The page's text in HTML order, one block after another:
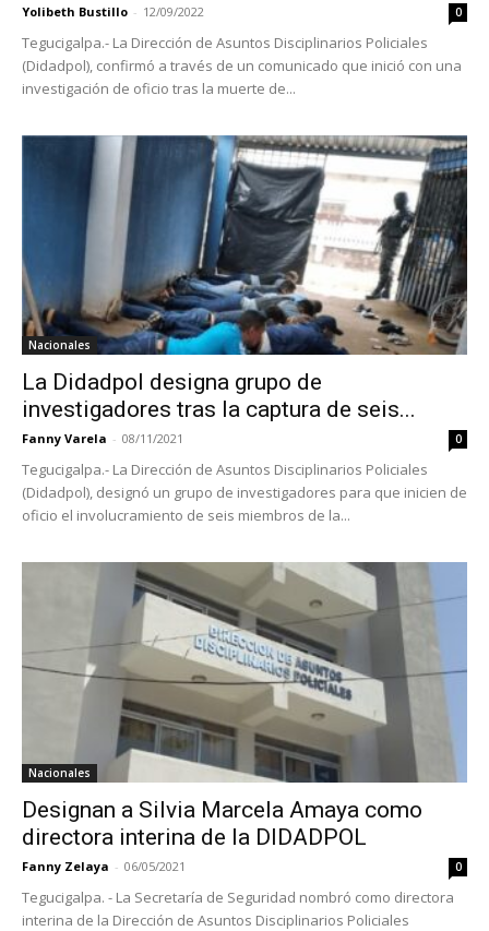
Yolibeth Bustillo - 12/09/2022 0
Tegucigalpa.- La Dirección de Asuntos Disciplinarios Policiales
(Didadpol), confirmó a través de un comunicado que inició con una
investigación de oficio tras la muerte de...
Nacionales
La Didadpol designa grupo de
investigadores tras la captura de seis...
Fanny Varela - 08/11/2021 0
Tegucigalpa.- La Dirección de Asuntos Disciplinarios Policiales
(Didadpol), designó un grupo de investigadores para que inicien de
oficio el involucramiento de seis miembros de la...
Nacionales
Designan a Silvia Marcela Amaya como
directora interina de la DIDADPOL
Fanny Zelaya - 06/05/2021 0
Tegucigalpa. - La Secretaría de Seguridad nombró como directora
interina de la Dirección de Asuntos Disciplinarios Policiales